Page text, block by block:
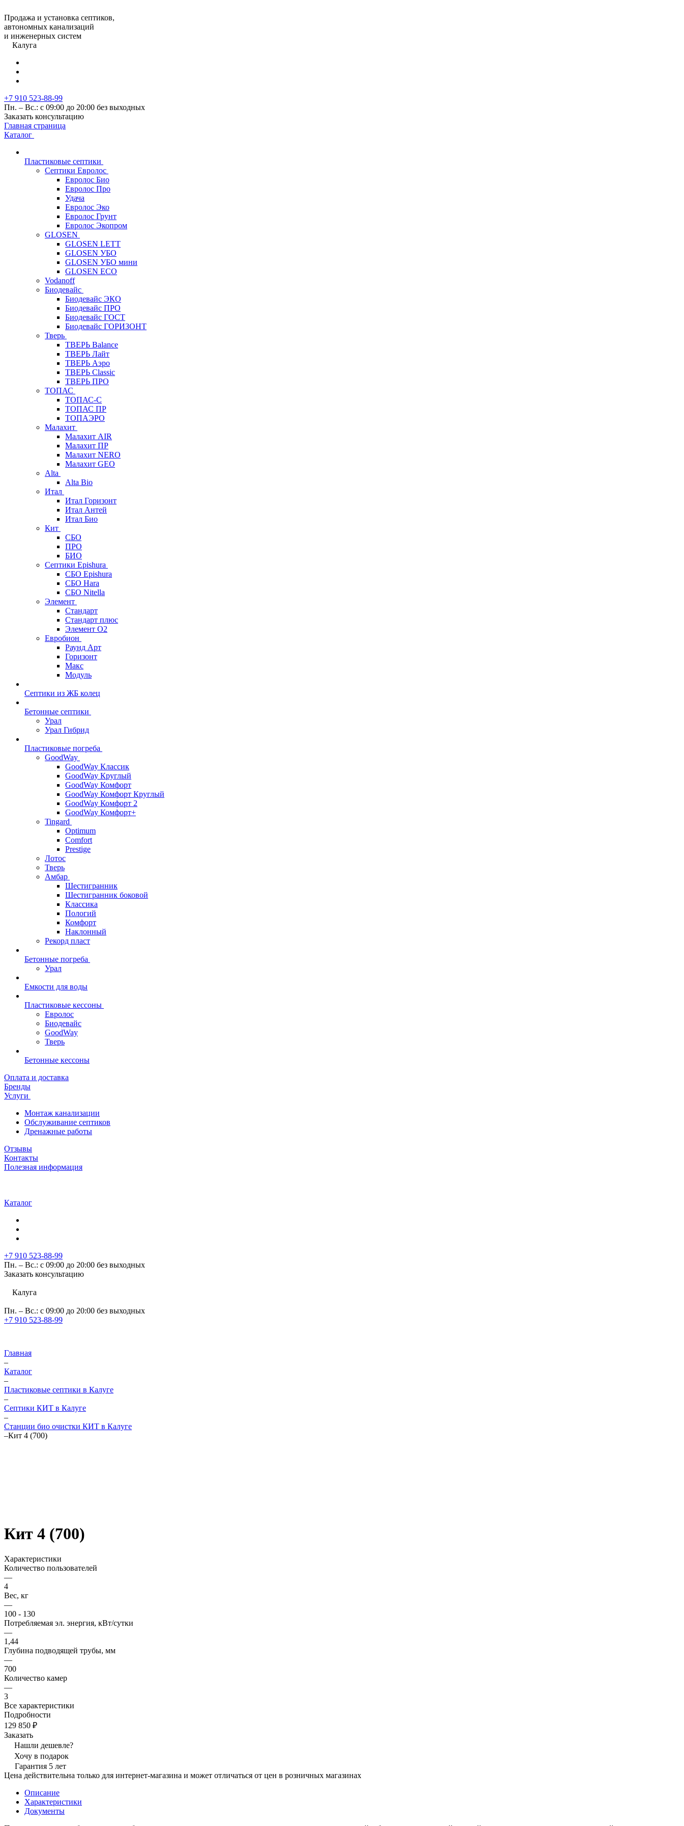
Продажа и установка септиков,
автономных канализаций
и инженерных систем
Калуга
+7 910 523-88-99
Пн. – Вс.: с 09:00 до 20:00 без выходных
Заказать консультацию
Главная страница
Каталог
Пластиковые септики
Септики Евролос
Евролос Био
Евролос Про
Удача
Евролос Эко
Евролос Грунт
Евролос Экопром
GLOSEN
GLOSEN LETT
GLOSEN УБО
GLOSEN УБО мини
GLOSEN ECO
Vodanoff
Биодевайс
Биодевайс ЭКО
Биодевайс ПРО
Биодевайс ГОСТ
Биодевайс ГОРИЗОНТ
Тверь
ТВЕРЬ Balance
ТВЕРЬ Лайт
ТВЕРЬ Аэро
ТВЕРЬ Classic
ТВЕРЬ ПРО
ТОПАС
ТОПАС-С
ТОПАС ПР
ТОПАЭРО
Малахит
Малахит AIR
Малахит ПР
Малахит NERO
Малахит GEO
Alta
Alta Bio
Итал
Итал Горизонт
Итал Антей
Итал Био
Кит
СБО
ПРО
БИО
Септики Epishura
СБО Epishura
СБО Hara
СБО Nitella
Элемент
Стандарт
Стандарт плюс
Элемент О2
Евробион
Раунд Арт
Горизонт
Макс
Модуль
Септики из ЖБ колец
Бетонные септики
Урал
Урал Гибрид
Пластиковые погреба
GoodWay
GoodWay Классик
GoodWay Круглый
GoodWay Комфорт
GoodWay Комфорт Круглый
GoodWay Комфорт 2
GoodWay Комфорт+
Tingard
Optimum
Comfort
Prestige
Лотос
Тверь
Амбар
Шестигранник
Шестигранник боковой
Классика
Пологий
Комфорт
Наклонный
Рекорд пласт
Бетонные погреба
Урал
Емкости для воды
Пластиковые кессоны
Евролос
Биодевайс
GoodWay
Тверь
Бетонные кессоны
Оплата и доставка
Бренды
Услуги
Монтаж канализации
Обслуживание септиков
Дренажные работы
Отзывы
Контакты
Полезная информация
Каталог
+7 910 523-88-99
Пн. – Вс.: с 09:00 до 20:00 без выходных
Заказать консультацию
Калуга
Пн. – Вс.: с 09:00 до 20:00 без выходных
+7 910 523-88-99
Главная
–
Каталог
–
Пластиковые септики в Калуге
–
Септики КИТ в Калуге
–
Станции био очистки КИТ в Калуге
–Кит 4 (700)
Кит 4 (700)
Характеристики
Количество пользователей
—
4
Вес, кг
—
100 - 130
Потребляемая эл. энергия, кВт/сутки
—
1,44
Глубина подводящей трубы, мм
—
700
Количество камер
—
3
Все характеристики
Подробности
129 850 ₽
Заказать
Нашли дешевле?
Хочу в подарок
Гарантия 5 лет
Цена действительна только для интернет-магазина и может отличаться от цен в розничных магазинах
Описание
Характеристики
Документы